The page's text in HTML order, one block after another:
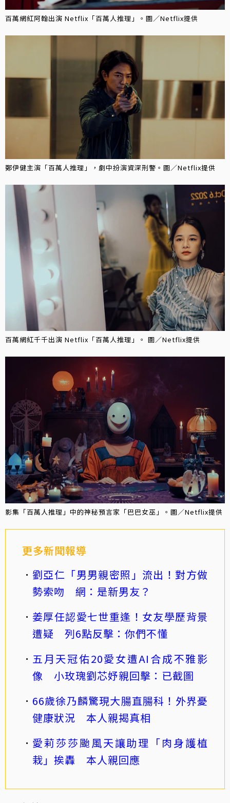
百萬網紅阿翰出演 Netflix「百萬人推理」。圖／Netflix提供
鄭伊健主演「百萬人推理」，劇中扮演資深刑警。圖／Netflix提供
百萬網紅千千出演 Netflix「百萬人推理」。 圖／Netflix提供
影集「百萬人推理」中的神秘預言家「巴巴女巫」。圖／Netflix提供
更多新聞報導
劉亞仁「男男親密照」流出！對方做
勢索吻 網：是新男友？
姜厚任認愛七世重逢！女友學歷背景
遭疑 列6點反擊：你們不懂
五月天冠佑20愛女遭AI合成不雅影
像 小玫瑰劉芯妤親回擊：已截圖
66歲徐乃麟驚現大腸直腸科！外界憂
健康狀況 本人親揭真相
愛莉莎莎颱風天讓助理「肉身護植
栽」挨轟 本人親回應